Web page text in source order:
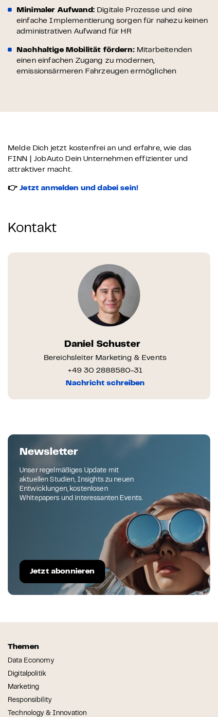
Minimaler Aufwand:Digitale Prozesse und eine
einfache Implementierung sorgen für nahezu keinen
administrativen Aufwand für HR
Nachhaltige Mobilität fördern:Mitarbeitenden
einen einfachen Zugang zu modernen,
emissionsärmeren Fahrzeugen ermöglichen
Melde Dich jetzt kostenfrei an und erfahre, wie das
FINN | JobAuto Dein Unternehmen effizienter und
attraktiver macht.
👉Jetzt anmelden und dabei sein!
Kontakt
Daniel Schuster
Bereichsleiter Marketing & Events
+49 30 2888580-31
Nachricht schreiben
Newsletter
Unser regelmäßiges Update mit
aktuellen Studien, Insights zu neuen
Entwicklungen, kostenlosen
Whitepapers und interessanten Events.
Jetzt abonnieren
Themen
Data Economy
Digitalpolitik
Marketing
Responsibility
Technology & Innovation